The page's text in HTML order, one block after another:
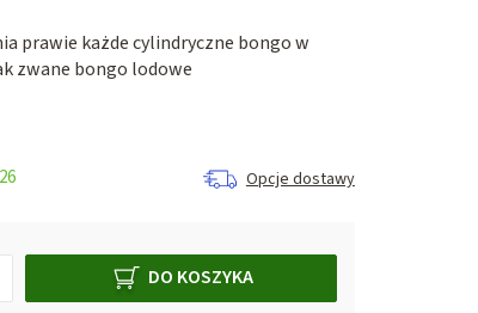
prawie każde cylindryczne bongo w
zwane bongo lodowe
Opcje dostawy
DO KOSZYKA